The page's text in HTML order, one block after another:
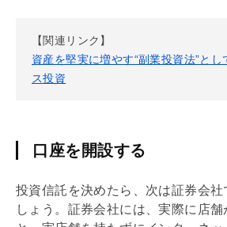
【関連リンク】
資産を堅実に増やす“副業投資法”とし
ス投資
口座を開設する
投資信託を決めたら、次は証券会社
しょう。証券会社には、実際に店舗